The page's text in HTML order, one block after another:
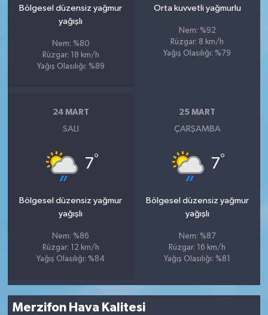
Bölgesel düzensiz yağmur
yağışlı
Nem: %80
Rüzgar: 18 km/h
Yağış Olasılığı: %89
Orta kuvvetli yağmurlu
Nem: %92
Rüzgar: 8 km/h
Yağış Olasılığı: %79
24 MART
SALI
7°
Bölgesel düzensiz yağmur
yağışlı
Nem: %86
Rüzgar: 12 km/h
Yağış Olasılığı: %84
25 MART
ÇARŞAMBA
7°
Bölgesel düzensiz yağmur
yağışlı
Nem: %87
Rüzgar: 16 km/h
Yağış Olasılığı: %81
Merzifon Hava Kalitesi